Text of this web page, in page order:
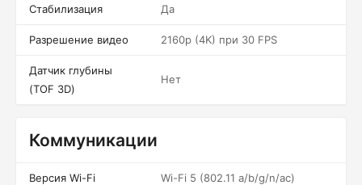
Стабилизация Да
Разрешение видео 2160p (4K) при 30 FPS
Датчик глубины
(TOF 3D)
Нет
Коммуникации
Версия Wi-Fi Wi-Fi 5 (802.11 a/b/g/n/ac)